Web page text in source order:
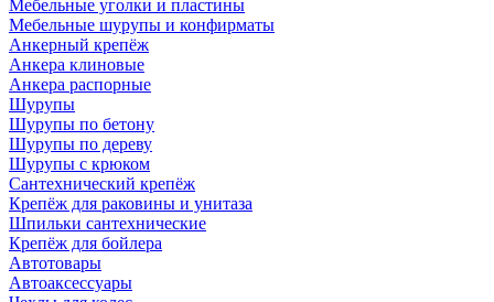
Мебельные уголки и пластины
Мебельные шурупы и конфирматы
Анкерный крепёж
Анкера клиновые
Анкера распорные
Шурупы
Шурупы по бетону
Шурупы по дереву
Шурупы с крюком
Сантехнический крепёж
Крепёж для раковины и унитаза
Шпильки сантехнические
Крепёж для бойлера
Автотовары
Автоаксессуары